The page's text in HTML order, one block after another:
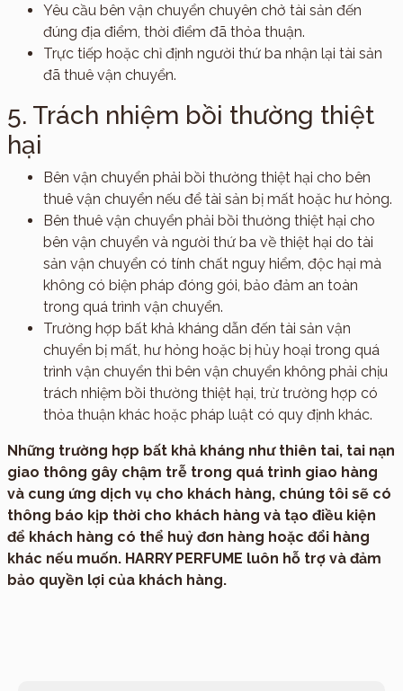
Yêu cầu bên vận chuyển chuyên chở tài sản đến
đúng địa điểm, thời điểm đã thỏa thuận.
Trực tiếp hoặc chỉ định người thứ ba nhận lại tài sản
đã thuê vận chuyển.
5. Trách nhiệm bồi thường thiệt
hại
Bên vận chuyển phải bồi thường thiệt hại cho bên
thuê vận chuyển nếu để tài sản bị mất hoặc hư hỏng.
Bên thuê vận chuyển phải bồi thường thiệt hại cho
bên vận chuyển và người thứ ba về thiệt hại do tài
sản vận chuyển có tính chất nguy hiểm, độc hại mà
không có biện pháp đóng gói, bảo đảm an toàn
trong quá trình vận chuyển.
Trường hợp bất khả kháng dẫn đến tài sản vận
chuyển bị mất, hư hỏng hoặc bị hủy hoại trong quá
trình vận chuyển thì bên vận chuyển không phải chịu
trách nhiệm bồi thường thiệt hại, trừ trường hợp có
thỏa thuận khác hoặc pháp luật có quy định khác.
Những trường hợp bất khả kháng như thiên tai, tai nạn
giao thông gây chậm trễ trong quá trình giao hàng
và cung ứng dịch vụ cho khách hàng, chúng tôi sẽ có
thông báo kịp thời cho khách hàng và tạo điều kiện
để khách hàng có thể huỷ đơn hàng hoặc đổi hàng
khác nếu muốn. HARRY PERFUME luôn hỗ trợ và đảm
bảo quyền lợi của khách hàng.